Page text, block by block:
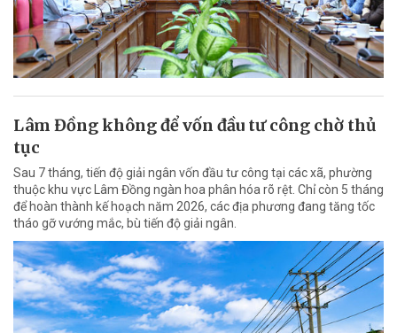
Lâm Đồng không để vốn đầu tư công chờ thủ
tục
Sau 7 tháng, tiến độ giải ngân vốn đầu tư công tại các xã, phường
thuộc khu vực Lâm Đồng ngàn hoa phân hóa rõ rệt. Chỉ còn 5 tháng
để hoàn thành kế hoạch năm 2026, các địa phương đang tăng tốc
tháo gỡ vướng mắc, bù tiến độ giải ngân.